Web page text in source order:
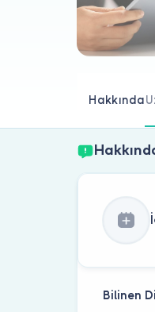
Hakkında
Bilinen